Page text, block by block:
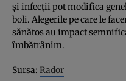
şi infecţii pot modifica
boli. Alegerile pe care le
sănătos au impact
îmbătrânim.
Sursa: Rador